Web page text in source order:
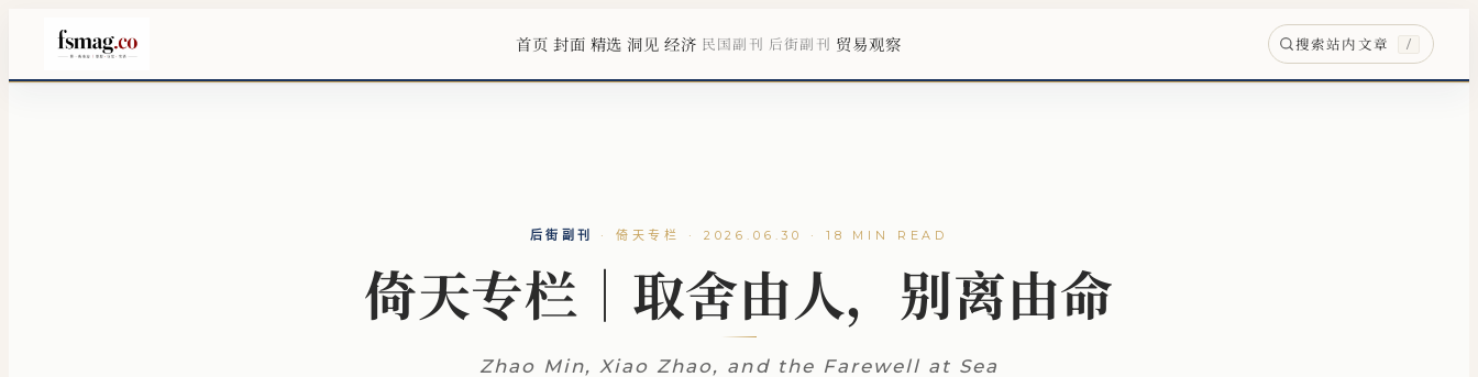
首页 封面 精选 洞见 经济 民国副刊 后街副刊 贸易观察 搜索站内文章 /
后街副刊 · 倚天专栏 · 2026.06.30 · 18 MIN READ
倚天专栏｜取舍由人，别离由命
Zhao Min, Xiao Zhao, and the Farewell at Sea